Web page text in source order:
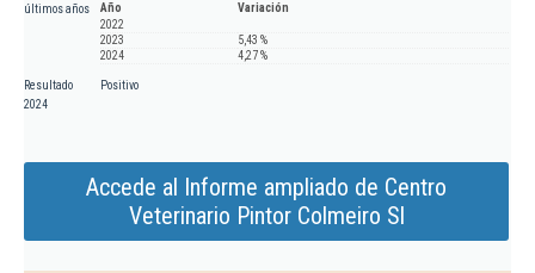
últimos años
Año
Variación
2022
2023
5,43 %
2024
4,27 %
Resultado
2024
Positivo
Accede al Informe ampliado de Centro
Veterinario Pintor Colmeiro Sl